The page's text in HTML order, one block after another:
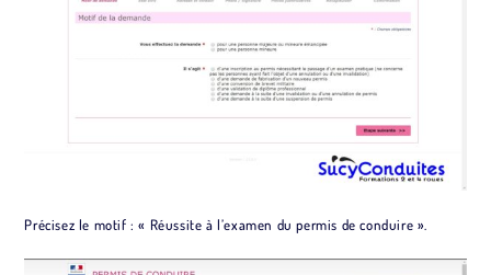
Précisez le motif : « Réussite à l’examen du permis de conduire ».